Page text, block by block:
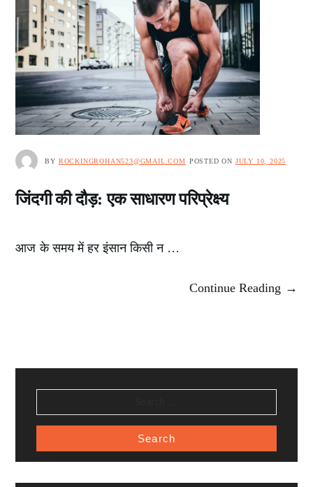
BY ROCKINGROHAN523@GMAIL.COM POSTED ON JULY 10, 2025
जिंदगी की दौड़: एक साधारण परिप्रेक्ष्य
आज के समय में हर इंसान किसी न …
Continue Reading →
FOR: